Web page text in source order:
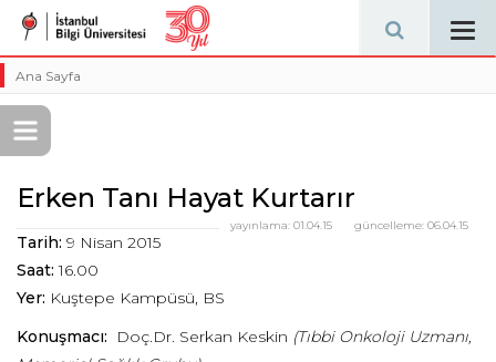
Ana Sayfa
Erken Tanı Hayat Kurtarır
güncelleme: 06.04.15
yayınlama: 01.04.15
Tarih: 9 Nisan 2015
Saat: 16.00
Yer: Kuştepe Kampüsü, BS
Konuşmacı: Doç.Dr. Serkan Keskin (Tıbbi Onkoloji Uzmanı,